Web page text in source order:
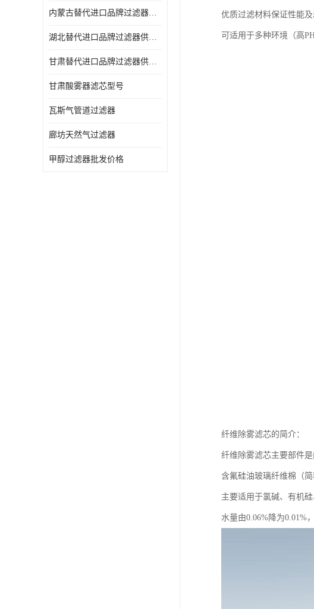
内蒙古替代进口品牌过滤器厂家
湖北替代进口品牌过滤器供应商
甘肃替代进口品牌过滤器供应商
甘肃酸雾器滤芯型号
瓦斯气管道过滤器
廊坊天然气过滤器
甲醇过滤器批发价格
优质过滤材料保证性能及
可适用于多种环境（高
纤维除雾滤芯的简介：
纤维除雾滤芯主要部件
含氟硅油玻璃纤维棉（
主要适用于氯碱、有机
水量由0.06%降为0.01%